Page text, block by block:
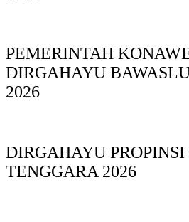
PEMERINTAH
DIRGAHAYU
2026
DIRGAHAYU
TENGGARA 2026